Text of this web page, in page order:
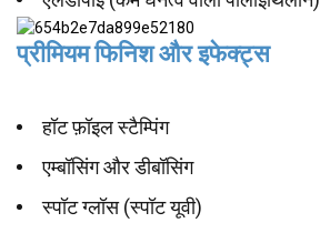
प्रीमियम फिनिश और इफेक्ट्स
हॉट फ़ॉइल स्टैम्पिंग
एम्बॉसिंग और डीबॉसिंग
स्पॉट ग्लॉस (स्पॉट यूवी)